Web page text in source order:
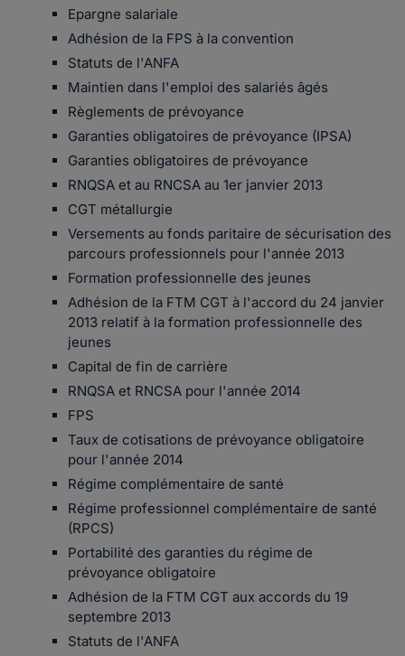
Epargne salariale
Adhésion de la FPS à la convention
Statuts de l'ANFA
Maintien dans l'emploi des salariés âgés
Règlements de prévoyance
Garanties obligatoires de prévoyance (IPSA)
Garanties obligatoires de prévoyance
RNQSA et au RNCSA au 1er janvier 2013
CGT métallurgie
Versements au fonds paritaire de sécurisation des
parcours professionnels pour l'année 2013
Formation professionnelle des jeunes
Adhésion de la FTM CGT à l'accord du 24 janvier
2013 relatif à la formation professionnelle des
jeunes
Capital de fin de carrière
RNQSA et RNCSA pour l'année 2014
FPS
Taux de cotisations de prévoyance obligatoire
pour l'année 2014
Régime complémentaire de santé
Régime professionnel complémentaire de santé
(RPCS)
Portabilité des garanties du régime de
prévoyance obligatoire
Adhésion de la FTM CGT aux accords du 19
septembre 2013
Statuts de l'ANFA